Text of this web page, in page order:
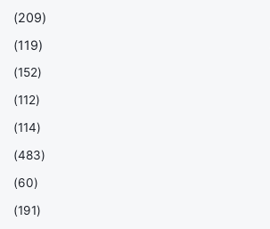
(209)
(119)
(152)
(112)
(114)
(483)
(60)
(191)